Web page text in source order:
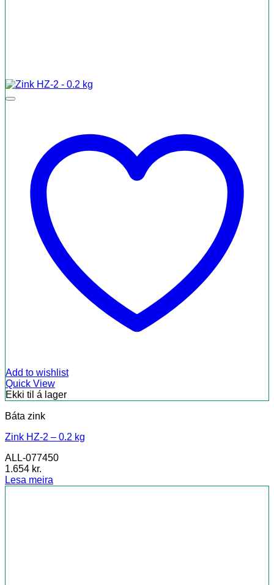
Add to wishlist
Quick View
Ekki til á lager
Báta zink
Zink HZ-2 – 0.2 kg
ALL-077450
1.654 kr.
Lesa meira